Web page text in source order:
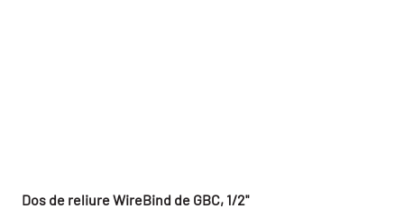
Dos de reliure WireBind de GBC, 1/2"